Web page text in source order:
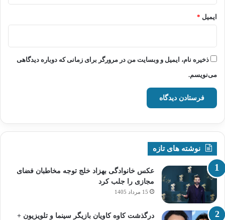
ایمیل *
ذخیره نام، ایمیل و وبسایت من در مرورگر برای زمانی که دوباره دیدگاهی
می‌نویسم.
نوشته های تازه
عکس خانوادگی بهزاد خلج توجه مخاطبان فضای
مجازی را جلب کرد
15 مرداد 1405
درگذشت کاوه کاویان بازیگر سینما و تلویزیون +